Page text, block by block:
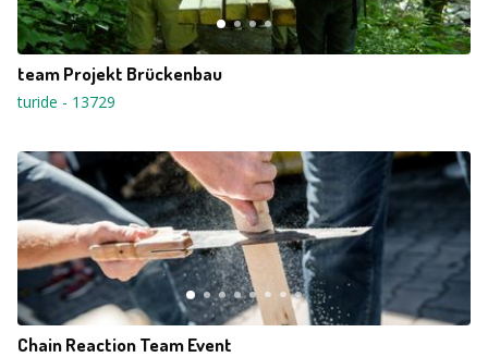
team Projekt Brückenbau
turide - 13729
Chain Reaction Team Event